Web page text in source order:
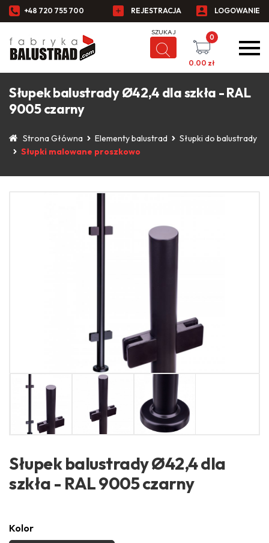
+48 720 755 700 REJESTRACJA LOGOWANIE
0
0.00 zł
Słupek balustrady Ø42,4 dla szkła - RAL
9005 czarny
Strona Główna Elementy balustrad
Słupki do balustrady
Słupki malowane proszkowo
Słupek balustrady Ø42,4 dla
szkła - RAL 9005 czarny
Kolor